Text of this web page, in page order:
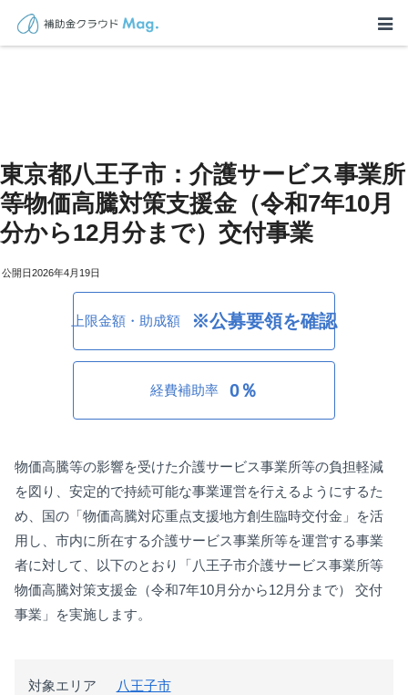
東京都八王子市：介護サービス事業所
等物価高騰対策支援金（令和7年10月
分から12月分まで）交付事業
2026年4月19日
上限金額・助成額 ※公募要領を確認
経費補助率 0％
物価高騰等の影響を受けた介護サービス事業所等の負担軽減
を図り、安定的で持続可能な事業運営を行えるようにするた
め、国の「物価高騰対応重点支援地方創生臨時交付金」を活
用し、市内に所在する介護サービス事業所等を運営する事業
者に対して、以下のとおり「八王子市介護サービス事業所等
物価高騰対策支援金（令和7年10月分から12月分まで） 交付
事業」を実施します。
対象エリア 八王子市